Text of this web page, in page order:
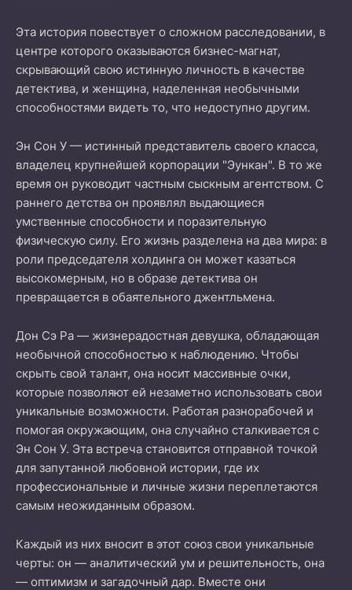
Эта история повествует о сложном расследовании, в
центре которого оказываются бизнес-магнат,
скрывающий свою истинную личность в качестве
детектива, и женщина, наделенная необычными
способностями видеть то, что недоступно другим.
Эн Сон У — истинный представитель своего класса,
владелец крупнейшей корпорации "Эункан". В то же
время он руководит частным сыскным агентством. С
раннего детства он проявлял выдающиеся
умственные способности и поразительную
физическую силу. Его жизнь разделена на два мира: в
роли председателя холдинга он может казаться
высокомерным, но в образе детектива он
превращается в обаятельного джентльмена.
Дон Сэ Ра — жизнерадостная девушка, обладающая
необычной способностью к наблюдению. Чтобы
скрыть свой талант, она носит массивные очки,
которые позволяют ей незаметно использовать свои
уникальные возможности. Работая разнорабочей и
помогая окружающим, она случайно сталкивается с
Эн Сон У. Эта встреча становится отправной точкой
для запутанной любовной истории, где их
профессиональные и личные жизни переплетаются
самым неожиданным образом.
Каждый из них вносит в этот союз свои уникальные
черты: он — аналитический ум и решительность, она
— оптимизм и загадочный дар. Вместе они